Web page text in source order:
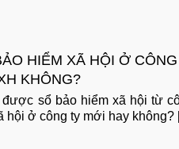
HIỂM XÃ HỘI Ở
KHÔNG?
sổ bảo hiểm xã hội từ
hội ở công ty mới hay không?